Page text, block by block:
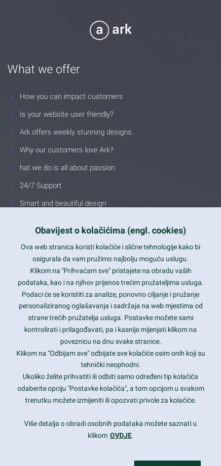
What we offer
How you can impact customers
Is your website user friendly?
Ark offers weekly stunning designs.
Why our customers love Ark?
hat we do is all about passion
24/7 Support
Smart and beautiful design
Latest trends and much more...
Contact Info
1600 Amphitheatre Parkway, Mountain View, CA 94043
prothemes.net@gmail.com
Daily: 9:00 am - 6:00 pm
Sunday: Closed
Copyright 2017FRESHFACE© All Rights Reserved
Obavijest o kolačićima (engl. cookies)
Ova web stranica koristi kolačiće i slične tehnologije kako bi
osigurala da vam pružimo najbolju moguću uslugu.
Klikom na "Prihvaćam sve" pristajete na obradu vaših
podataka, kao i na njihov prijenos trećim pružateljima usluga.
Podaci će se koristiti za analize, ponovno ciljanje i pružanje
personaliziranog oglašavanja i sadržaja na web mjestima od
strane trećih pružatelja usluga. Postavke možete sami
kontrolirati i prilagođavati, pa i kasnije mijenjati klikom na
poveznicu na dnu svake stranice.
Klikom na "Odbijam sve" odbijate sve kolačiće osim onih koji su
tehnički neophodni.
Ukoliko želite prihvatiti ili odbiti samo određeni tip kolačića
odaberite opciju "Postavke kolačića", a tom opcijom u svakom
trenutku možete izmijeniti ili opozvati privole za kolačiće.
Više detalja o obradi osobnih podataka možete saznati u
klikom OVDJE.